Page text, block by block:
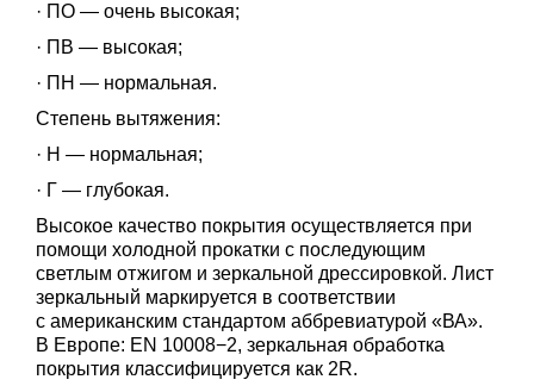
· ПО — очень высокая;
· ПВ — высокая;
· ПН — нормальная.
Степень вытяжения:
· Н — нормальная;
· Г — глубокая.
Высокое качество покрытия осуществляется при
помощи холодной прокатки с последующим
светлым отжигом и зеркальной дрессировкой. Лист
зеркальный маркируется в соответствии
с американским стандартом аббревиатурой «ВА».
В Европе: EN 10008−2, зеркальная обработка
покрытия классифицируется как 2R.